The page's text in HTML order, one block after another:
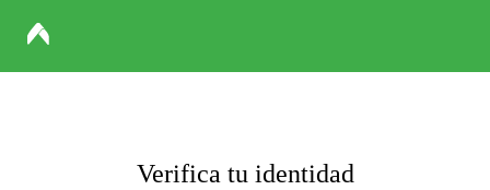
Verifica tu identidad